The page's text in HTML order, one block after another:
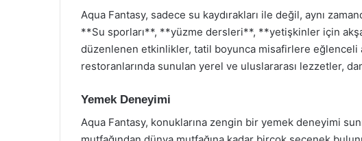
Aqua Fantasy, sadece su kaydırakları ile değil, aynı
**Su sporları**, **yüzme dersleri**, **yetişkinler için
düzenlenen etkinlikler, tatil boyunca misafirlere eğlenceli
restoranlarında sunulan yerel ve uluslararası lezzetler,
Yemek Deneyimi
Aqua Fantasy, konuklarına zengin bir yemek deneyimi